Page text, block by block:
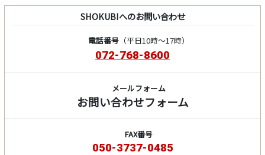
SHOKUBIへのお問い合わせ
電話番号（平日10時～17時）
072-768-8600
メールフォーム
お問い合わせフォーム
FAX番号
050-3737-0485